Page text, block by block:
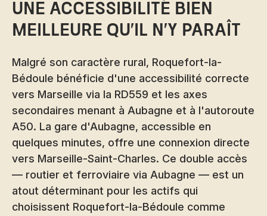
Une accessibilité bien
meilleure qu'il n'y paraît
Malgré son caractère rural, Roquefort-la-
Bédoule bénéficie d'une accessibilité correcte
vers Marseille via la RD559 et les axes
secondaires menant à Aubagne et à l'autoroute
A50. La gare d'Aubagne, accessible en
quelques minutes, offre une connexion directe
vers Marseille-Saint-Charles. Ce double accès
— routier et ferroviaire via Aubagne — est un
atout déterminant pour les actifs qui
choisissent Roquefort-la-Bédoule comme